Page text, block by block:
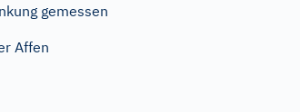
gemessen
Affen